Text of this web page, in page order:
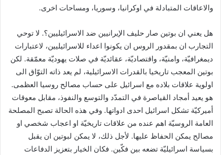
والاعاقات المتبادلة في اوكرانيا، وسوريا، ومساحات اخرى.
هل يعني ان بوتين صار حليف الإيرانيين ضد الاسرائيليين؟. لا توحي
التجارب ان بمقدور الروس ان يكونوا اعداء للاسرائيليين، لاعتبارات
ديمغرافيّة، وامنيّة، واقتصاديّة، عقائديّة في صلات يهوديّة معمّقة. لكن
بوتين المعجب تاريخيا بالقدرات الاسرائيلية، لم يعد ذاته التوّاق الى
اولوية علاقات بلاده مع اسرائيل على حساب مصالح روسيا العظمى.
هو يعيد أمجاد القياصرة في التمدّد والتوسع والنفوذ، مقابل معوقات
أميركيّة تشكل اسرائيل احدى ادواتها. وفي هذه الحالة تصبح المصلحة
العامة الروسيّة اهم عنده من علاقات تاريخيّة او اعجاب شخصي او
مصالح يمكن الحفاظ عليها. لأجل ذلك، لا يمكن لبوتين ان يقبل
بسياسة اسرائيليّة تضعه بين فكّين. فكان الخيار بتعزيز الدفاعات